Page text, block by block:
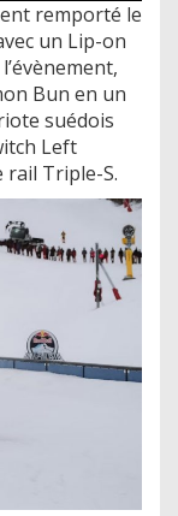
remporté le
un Lip-on
Bun en un
suédois
Left
rail Triple-S.